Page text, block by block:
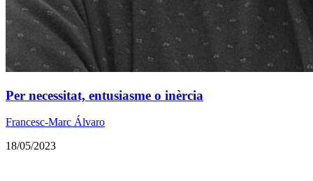
Per necessitat, entusiasme o inèrcia
Francesc-Marc Álvaro
18/05/2023